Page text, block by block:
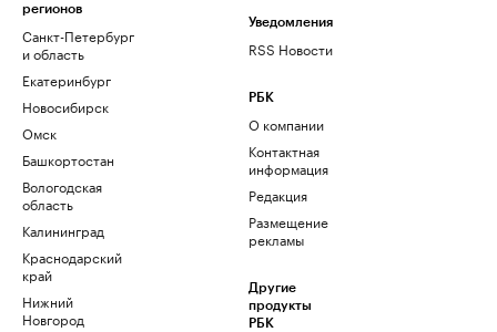
регионов
Санкт-Петербург
и область
Екатеринбург
Новосибирск
Омск
Башкортостан
Вологодская
область
Калининград
Краснодарский
край
Нижний
Новгород
Уведомления
RSS Новости
РБК
О компании
Контактная
информация
Редакция
Размещение
рекламы
Другие
продукты
РБК